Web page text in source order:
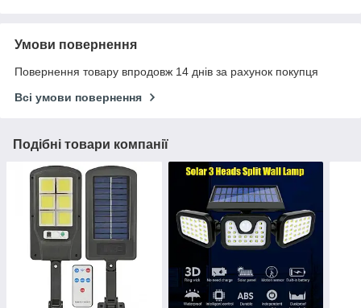
Умови повернення
Повернення товару впродовж 14 днів за рахунок покупця
Всі умови повернення
Подібні товари компанії